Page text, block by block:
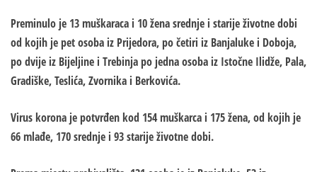
Preminulo je 13 muškaraca i 10 žena srednje i starije životne dobi
od kojih je pet osoba iz Prijedora, po četiri iz Banjaluke i Doboja,
po dvije iz Bijeljine i Trebinja po jedna osoba iz Istočne Ilidže, Pala,
Gradiške, Teslića, Zvornika i Berkovića.
Virus korona je potvrđen kod 154 muškarca i 175 žena, od kojih je
66 mlađe, 170 srednje i 93 starije životne dobi.